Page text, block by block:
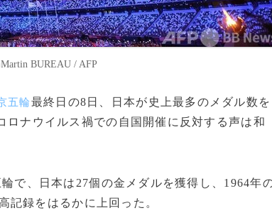
BUREAU / AFP
五輪最終日の8日、日本が史上最多のメダル数を
ナウイルス禍での自国開催に反対する声は和
で、日本は27個の金メダルを獲得し、1964年
記録をはるかに上回った。